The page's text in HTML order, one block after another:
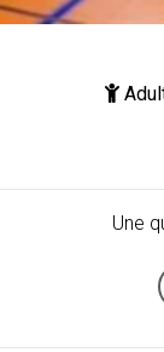
Une